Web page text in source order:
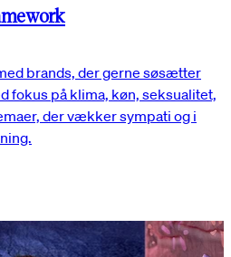
brands, der gerne søsætter
fokus på klima, køn, seksualitet,
der vækker sympati og i